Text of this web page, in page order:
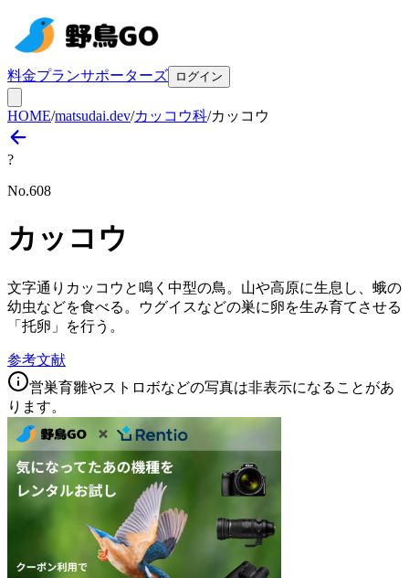
料金プランサポーターズ ログイン
HOME/matsudai.dev/カッコウ科/カッコウ
?
No.608
カッコウ
文字通りカッコウと鳴く中型の鳥。山や高原に生息し、蛾の
幼虫などを食べる。ウグイスなどの巣に卵を生み育てさせる
「托卵」を行う。
参考文献
営巣育雛やストロボなどの写真は非表示になることがあ
ります。